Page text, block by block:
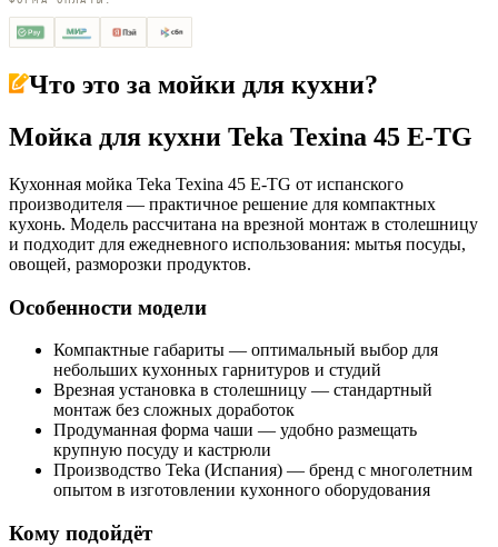
Что это за мойки для кухни?
Мойка для кухни Teka Texina 45 E-TG
Кухонная мойка Teka Texina 45 E-TG от испанского
производителя — практичное решение для компактных
кухонь. Модель рассчитана на врезной монтаж в столешницу
и подходит для ежедневного использования: мытья посуды,
овощей, разморозки продуктов.
Особенности модели
Компактные габариты — оптимальный выбор для
небольших кухонных гарнитуров и студий
Врезная установка в столешницу — стандартный
монтаж без сложных доработок
Продуманная форма чаши — удобно размещать
крупную посуду и кастрюли
Производство Teka (Испания) — бренд с многолетним
опытом в изготовлении кухонного оборудования
Кому подойдёт